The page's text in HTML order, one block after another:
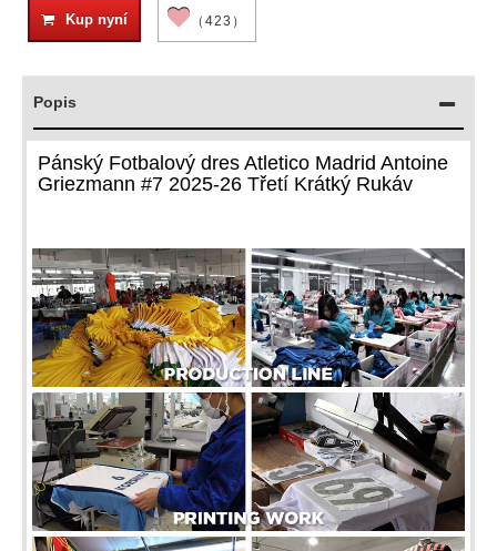
Kup nyní （423）
Popis
Pánský Fotbalový dres Atletico Madrid Antoine
Griezmann #7 2025-26 Třetí Krátký Rukáv